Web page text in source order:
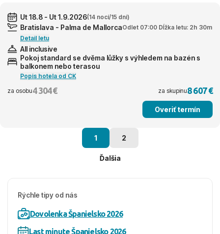
Ut 18.8 - Ut 1.9.2026(14 nocí/15 dní)
Bratislava - Palma de MallorcaOdlet 07:00 Dĺžka letu: 2h 30m
Detail letu
All inclusive
Pokoj standard se dvěma lůžky s výhledem na bazén s
balkonem nebo terasou
Popis hotela od CK
za osobu4 304 € za skupinu8 607 €
Overiť termín
1 2
Ďalšia
Rýchle tipy od nás
Dovolenka Španielsko 2026
Last minute Španielsko 2026